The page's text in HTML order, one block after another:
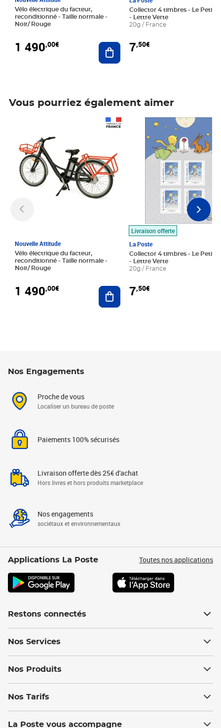
Vélo électrique du facteur,
reconditionné - Taille normale -
Noir/ Rouge
1 490,00€ Ajouter au panier
Collector 4 timbres - Le Petit
- Lettre Verte
20g / France
7,50€
Vous pourriez également aimer
Nouvelle Attitude
Vélo électrique du facteur,
reconditionné - Taille normale -
Noir/ Rouge
1 490,00€ Ajouter au panier
Livraison offerte
La Poste
Collector 4 timbres - Le Petit
- Lettre Verte
20g / France
7,50€
Prix 7,50€
Nos Engagements
Proche de vous
Localiser un bureau de poste
Paiements 100% sécurisés
Livraison offerte dès 25€ d'achat
Hors livres et hors produits marketplace
Nos engagements
sociétaux et environnementaux
Applications La Poste Toutes nos applications
Restons connectés
Nos Services
Nos Produits
Nos Tarifs
La Poste vous accompagne